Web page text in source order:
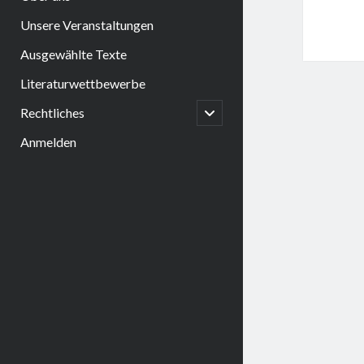
Unsere Veranstaltungen
Ausgewählte Texte
Literaturwettbewerbe
Rechtliches
open
child
Anmelden